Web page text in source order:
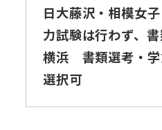
日大藤沢・相模女
力試験は行わず、書
横浜 書類選考・
選択可